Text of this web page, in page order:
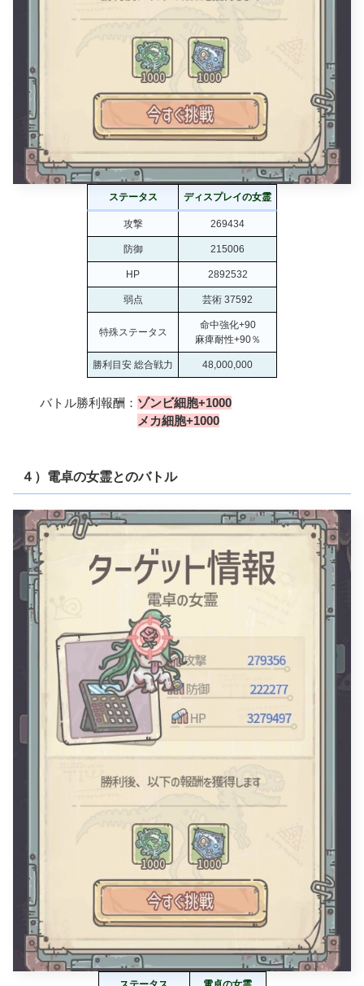
ステータス ディスプレイの女霊
攻撃 269434
防御 215006
HP 2892532
弱点 芸術 37592
特殊ステータス
命中強化+90
麻痺耐性+90％
勝利目安 総合戦力 48,000,000
バトル勝利報酬： ゾンビ細胞+1000
メカ細胞+1000
４）電卓の女霊とのバトル